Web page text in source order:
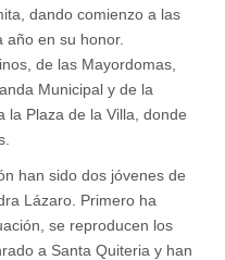
dando comienzo a las
año en su honor.
de las Mayordomas,
Municipal y de la
la Plaza de la Villa, donde
han sido dos jóvenes de
Lázaro. Primero ha
se reproducen los
a Santa Quiteria y han